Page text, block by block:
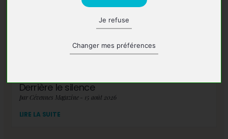
Je refuse
Changer mes préférences
A lire également
Derrière le silence
par Cévennes Magazine - 15 août 2026
LIRE LA SUITE